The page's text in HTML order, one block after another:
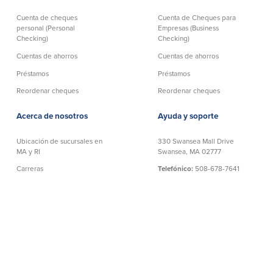
Cuenta de cheques
personal (Personal
Checking)
Cuentas de ahorros
Préstamos
Reordenar cheques
Cuenta de Cheques para
Empresas (Business
Checking)
Cuentas de ahorros
Préstamos
Reordenar cheques
Acerca de nosotros
Ubicación de sucursales en
MA y RI
Carreras
Ayuda y soporte
330 Swansea Mall Drive
Swansea, MA 02777
Telefónico: 508-678-7641